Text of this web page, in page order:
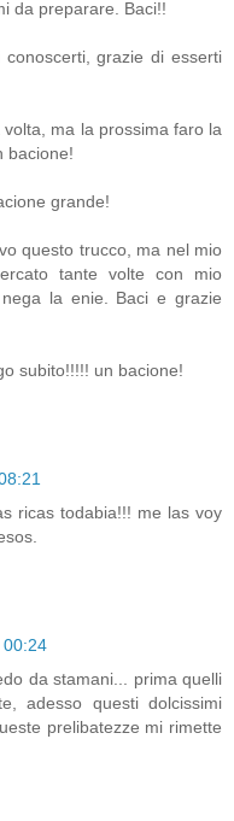
da preparare. Baci!!
grazie di esserti
ma la prossima faro la
bacione!
grande!
questo trucco, ma nel mio
tante volte con mio
la enie. Baci e grazie
subito!!!!! un bacione!
ricas todabia!!! me las voy
da stamani... prima quelli
adesso questi dolcissimi
prelibatezze mi rimette